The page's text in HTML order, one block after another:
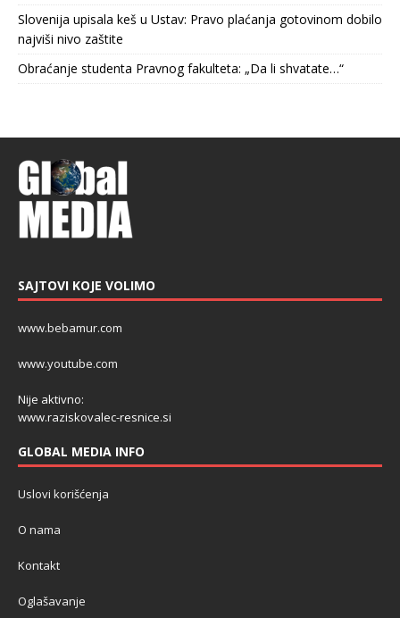
Slovenija upisala keš u Ustav: Pravo plaćanja gotovinom dobilo
najviši nivo zaštite
Obraćanje studenta Pravnog fakulteta: „Da li shvatate…“
SAJTOVI KOJE VOLIMO
www.bebamur.com
www.youtube.com
Nije aktivno:
www.raziskovalec-resnice.si
GLOBAL MEDIA INFO
Uslovi korišćenja
O nama
Kontakt
Oglašavanje